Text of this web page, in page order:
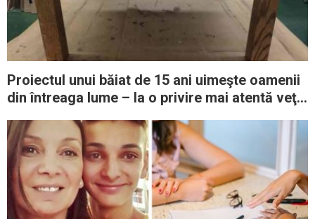
Proiectul unui băiat de 15 ani uimeşte oamenii
din întreaga lume – la o privire mai atentă veţi